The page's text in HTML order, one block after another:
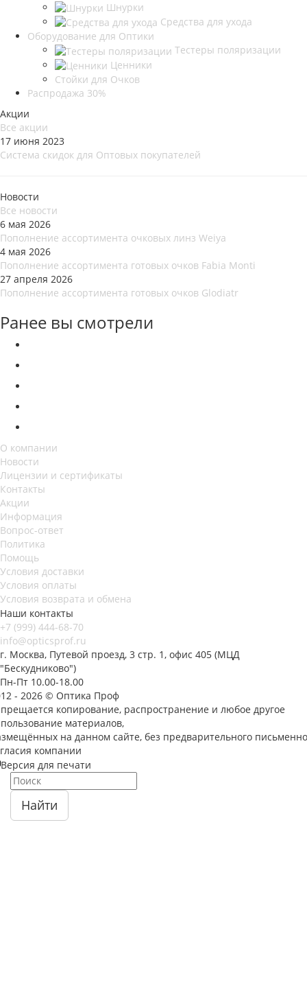
Шнурки
Средства для ухода
Оборудование для Оптики
Тестеры поляризации
Ценники
Стойки для Очков
Распродажа 30%
Акции
Все акции
17 июня 2023
Система скидок для Оптовых покупателей
Новости
Все новости
6 мая 2026
Пополнение ассортимента очковых линз Weiya
4 мая 2026
Пополнение ассортимента готовых очков Fabia Monti
27 апреля 2026
Пополнение ассортимента готовых очков Glodiatr
Ранее вы смотрели
О компании
Новости
Лицензии и сертификаты
Контакты
Акции
Информация
Вопрос-ответ
Политика
Помощь
Условия доставки
Условия оплаты
Условия возврата и обмена
Наши контакты
+7 (999) 444-68-70
info@opticsprof.ru
г. Москва, Путевой проезд, 3 стр. 1, офис 405 (МЦД
"Бескудниково")
Пн-Пт 10.00-18.00
- 2026 © Оптика Проф
копирование, распространение и любое другое
материалов,
на данном сайте, без предварительного
компании
Версия для печати
Найти